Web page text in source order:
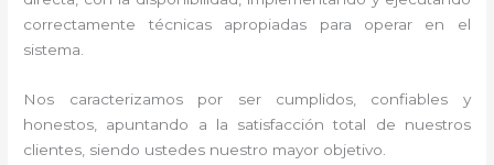
correctamente técnicas apropiadas para operar en el
sistema.
Nos caracterizamos por ser cumplidos, confiables y
honestos, apuntando a la satisfacción total de nuestros
clientes, siendo ustedes nuestro mayor objetivo.